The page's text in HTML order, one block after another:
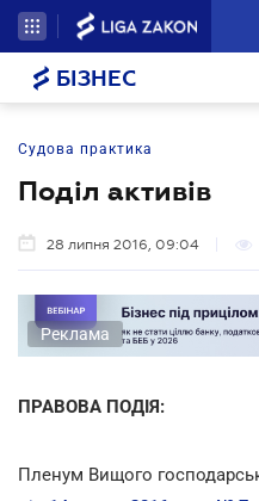
БІЗНЕС
Судова практика
Поділ активів
28 липня 2016, 09:04
Реклама
ПРАВОВА ПОДІЯ:
Пленум Вищого